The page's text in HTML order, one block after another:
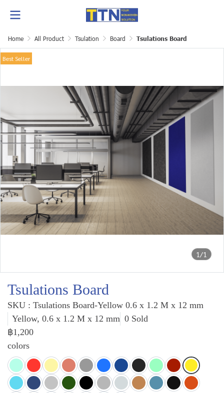
Home All Product Tsulation Board Tsulations Board
1/1
Best Seller
Tsulations Board
SKU : Tsulations Board-Yellow 0.6 x 1.2 M x 12 mm
Yellow, 0.6 x 1.2 M x 12 mm 0 Sold
฿1,200
colors